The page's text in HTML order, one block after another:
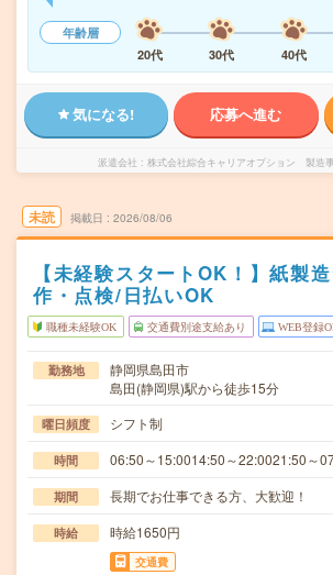
年齢層
20代
30代 40代
気になる! 応募へ進む
派遣会社 株式会社綜合キャリアオプション 製造事
未読 掲載日 2026/08/06
【未経験スタートOK！】紙製
作・点検/日払いOK
職種未経験OK 交通費別途支給あり WEB登録
勤務地
静岡県島田市
島田(静岡県)駅から徒歩15分
曜日頻度 シフト制
時間 06:50～15:0014:50～22:0021:50～
期間 長期でお仕事できる方、大歓迎！
時給 時給1650円
交通費